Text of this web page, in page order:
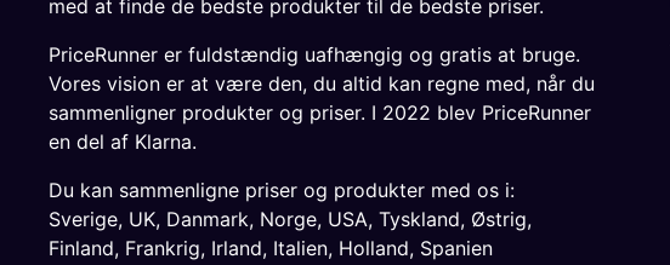
med at finde de bedste produkter til de bedste priser.
PriceRunner er fuldstændig uafhængig og gratis at bruge.
Vores vision er at være den, du altid kan regne med, når du
sammenligner produkter og priser. I 2022 blev PriceRunner
en del af Klarna.
Du kan sammenligne priser og produkter med os i:
Sverige, UK, Danmark, Norge, USA, Tyskland, Østrig,
Finland, Frankrig, Irland, Italien, Holland, Spanien